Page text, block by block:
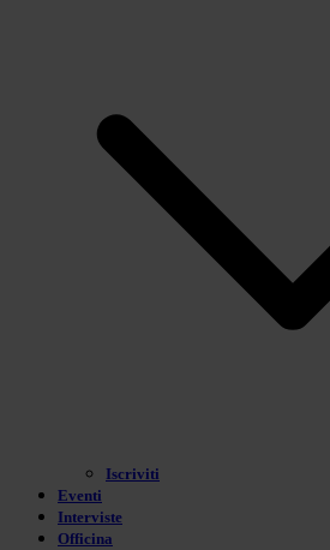
Iscriviti
Eventi
Interviste
Officina